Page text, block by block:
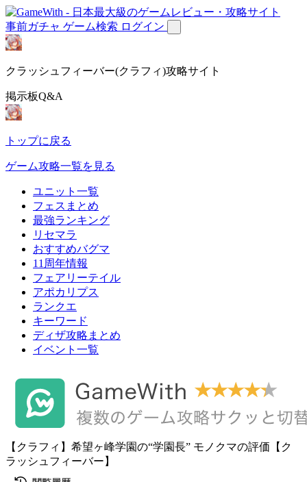
事前ガチャ ゲーム検索 ログイン
クラッシュフィーバー(クラフィ)攻略サイト
掲示板Q&A
トップに戻る
ゲーム攻略一覧を見る
ユニット一覧
フェスまとめ
最強ランキング
リセマラ
おすすめバグマ
11周年情報
フェアリーテイル
アポカリプス
ランクエ
キーワード
ディザ攻略まとめ
イベント一覧
【クラフィ】希望ヶ峰学園の“学園長” モノクマの評価【ク
ラッシュフィーバー】